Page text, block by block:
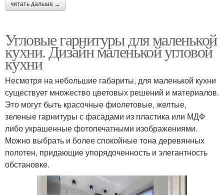
читать дальше →
Угловые гарнитуры для маленькой
кухни. Дизайн маленькой угловой
кухни
Несмотря на небольшие габариты, для маленькой кухни
существует множество цветовых решений и материалов.
Это могут быть красочные фиолетовые, желтые,
зеленые гарнитуры с фасадами из пластика или МДФ
либо украшенные фотопечатными изображениями.
Можно выбрать и более спокойные тона деревянных
полотен, придающие упорядоченность и элегантность
обстановке.